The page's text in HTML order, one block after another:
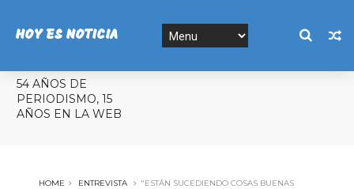
HOY ES NOTICIA
54 AÑOS DE
PERIODISMO, 15
AÑOS EN LA WEB
HOME ENTREVISTA
"ESTÁN SUCEDIENDO COSAS BUENAS